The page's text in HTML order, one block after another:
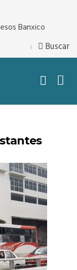
Banxico
Buscar